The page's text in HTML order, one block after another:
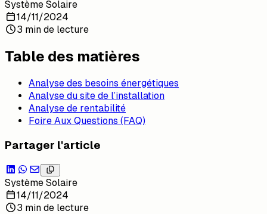
Système Solaire
14/11/2024
3 min de lecture
Table des matières
Analyse des besoins énergétiques
Analyse du site de l’installation
Analyse de rentabilité
Foire Aux Questions (FAQ)
Partager l'article
Système Solaire
14/11/2024
3 min de lecture